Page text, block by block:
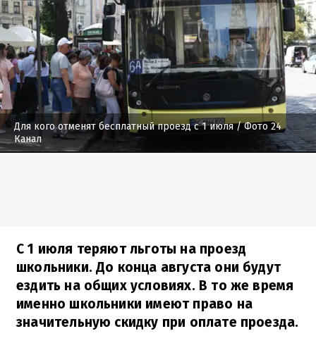
Для кого отменят бесплатный проезд с 1 июля/ Фото 24
Канал
С 1 июля теряют льготы на проезд
школьники. До конца августа они будут
ездить на общих условиях. В то же время
именно школьники имеют право на
значительную скидку при оплате проезда.